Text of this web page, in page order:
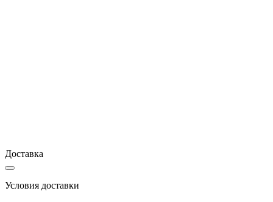
Доставка
Условия доставки